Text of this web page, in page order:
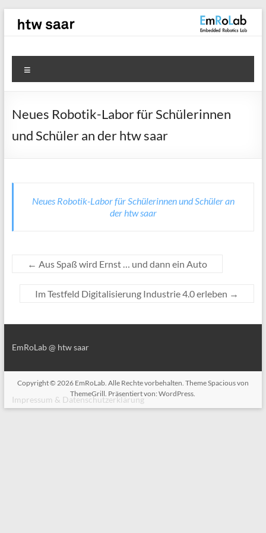
Inhalt
EmRoLab
Neues Robotik-Labor für Schülerinnen
und Schüler an der htw saar
Neues Robotik-Labor für Schülerinnen und Schüler an
der htw saar
← Aus Spaß wird Ernst … und dann ein Auto
Im Testfeld Digitalisierung Industrie 4.0 erleben →
EmRoLab @ htw saar
Impressum & Datenschutzerklärung
Copyright © 2026 EmRoLab. Alle Rechte vorbehalten. ThemeSpaciousvon
ThemeGrill. Präsentiert von:WordPress